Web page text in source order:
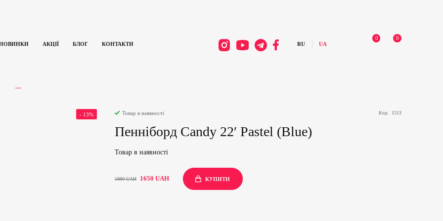
АКЦІЇ БЛОГ КОНТАКТИ
0 0
- 13% Товар в наявності Код: 1513
Пенніборд Candy 22′ Pastel (Blue)
Товар в наявності
1890UAH 1650 UAH КУПИТИ